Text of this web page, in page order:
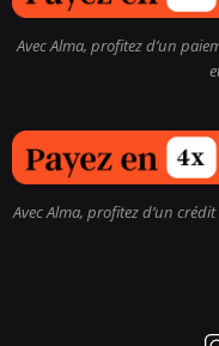
Avec Alma, profitez d’un
Avec Alma, profitez d’un